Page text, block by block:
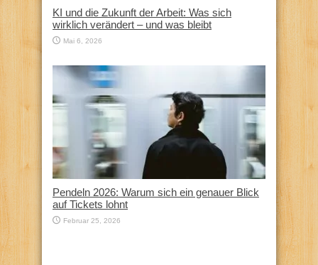
KI und die Zukunft der Arbeit: Was sich
wirklich verändert – und was bleibt
Mai 6, 2026
Pendeln 2026: Warum sich ein genauer Blick
auf Tickets lohnt
Februar 25, 2026